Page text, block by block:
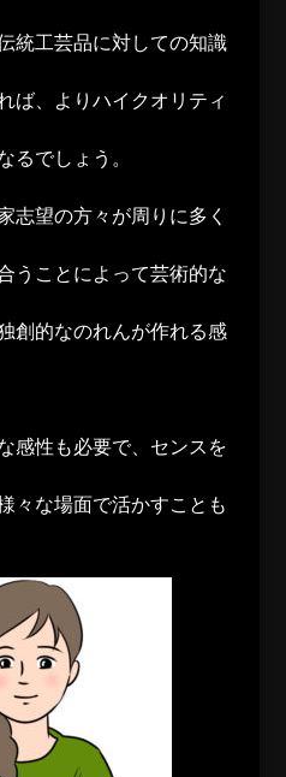
統工芸品に対しての知識
ば、よりハイクオリティ
るでしょう。
志望の方々が周りに多く
うことによって芸術的な
創的なのれんが作れる感
感性も必要で、センスを
々な場面で活かすことも